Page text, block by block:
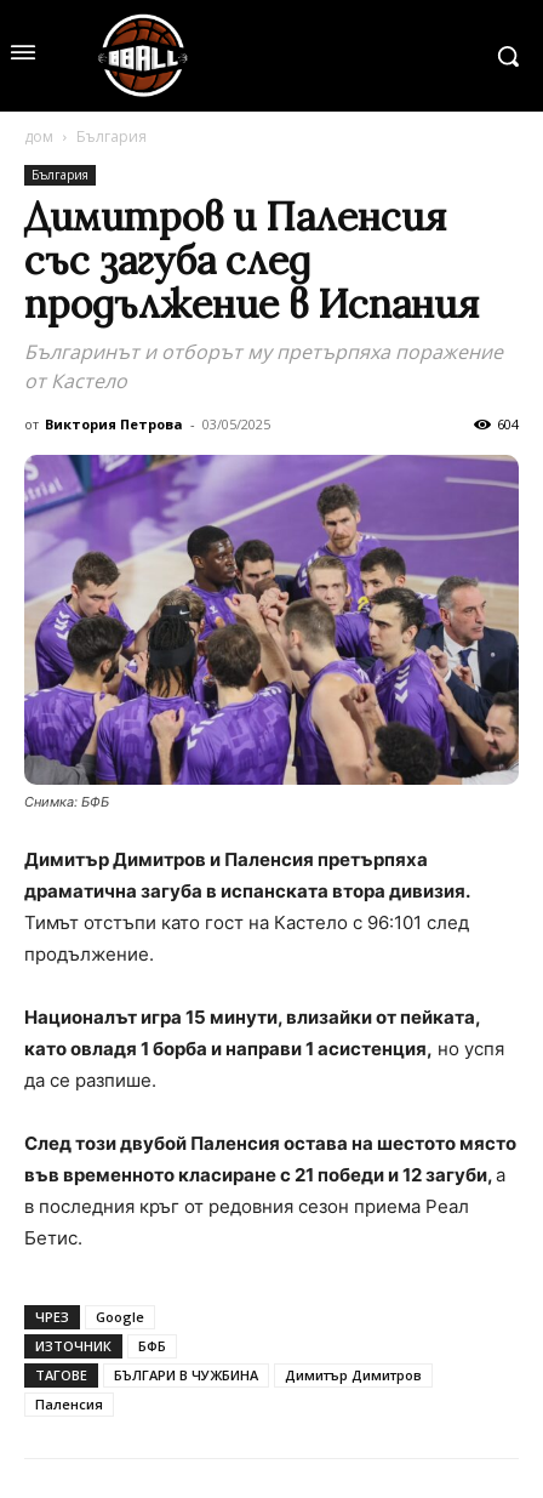
дом България
България
Димитров и Паленсия
със загуба след
продължение в Испания
Българинът и отборът му претърпяха поражение
от Кастело
от Виктория Петрова - 03/05/2025 604
Снимка: БФБ
Димитър Димитров и Паленсия претърпяха
драматична загуба в испанската втора дивизия.
Тимът отстъпи като гост на Кастело с 96:101 след
продължение.
Националът игра 15 минути, влизайки от пейката,
като овладя 1 борба и направи 1 асистенция, но успя
да се разпише.
След този двубой Паленсия остава на шестото място
във временното класиране с 21 победи и 12 загуби,а
в последния кръг от редовния сезон приема Реал
Бетис.
ЧРЕЗ
Google
ИЗТОЧНИК
БФБ
ТАГОВЕ
БЪЛГАРИ В ЧУЖБИНА
Димитър Димитров
Паленсия